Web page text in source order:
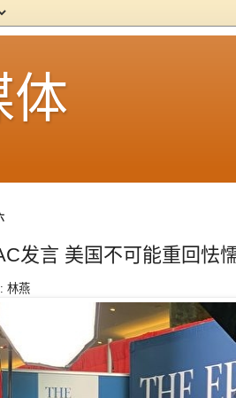
体
发言 美国不可能重回怯
林燕